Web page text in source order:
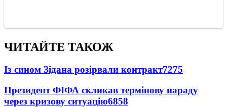
ЧИТАЙТЕ ТАКОЖ
Із сином Зідана розірвали контракт7275
Президент ФІФА скликав термінову нараду
через кризову ситуацію6858